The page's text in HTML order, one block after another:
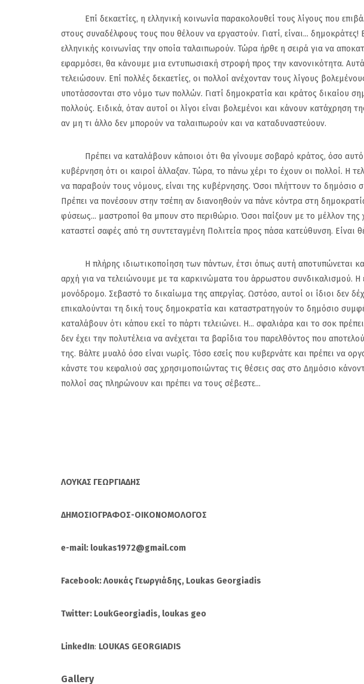
Επί δεκαετίες, η ελληνική κοινωνία παρακολουθεί τους λίγους που
στους συναδέλφους τους που θέλουν να εργαστούν. Γιατί, είναι...
ελληνικής κοινωνίας την οποία ταλαιπωρούν. Τώρα ήρθε η σειρά για να
εφαρμόσει, θα κάνουμε μια εντυπωσιακή στροφή προς την κανονικότητα.
τελειώσουν. Επί πολλές δεκαετίες, οι πολλοί ανέχονταν τους λίγους
υποτάσσονται στο νόμο των πολλών. Γιατί δημοκρατία και κράτος δικαίου
πολλούς. Ειδικά, όταν αυτοί οι λίγοι είναι βολεμένοι και κάνουν
αν μη τι άλλο δεν μπορούν να ταλαιπωρούν και να καταδυναστεύουν.
Πρέπει να καταλάβουν κάποιοι ότι θα γίνουμε σοβαρό κράτος, όσο αυτό
κυβέρνηση ότι οι καιροί άλλαξαν. Τώρα, το πάνω χέρι το έχουν οι πολλοί. Η
να παραβούν τους νόμους, είναι της κυβέρνησης. Όσοι πλήττουν το
Πρέπει να πονέσουν στην τσέπη αν διανοηθούν να πάνε κόντρα στη
φύσεως... μαστροποί θα μπουν στο περιθώριο. Όσοι παίξουν με το μέλλον της
καταστεί σαφές από τη συντεταγμένη Πολιτεία προς πάσα κατεύθυνση. Είναι
Η πλήρης ιδιωτικοποίηση των πάντων, έτσι όπως αυτή αποτυπώνεται
αρχή για να τελειώνουμε με τα καρκινώματα του άρρωστου συνδικαλισμού. Η
μονόδρομο. Σεβαστό το δικαίωμα της απεργίας. Ωστόσο, αυτοί οι ίδιοι δεν
επικαλούνται τη δική τους δημοκρατία και καταστρατηγούν το δημόσιο
καταλάβουν ότι κάπου εκεί το πάρτι τελειώνει. Η... σφαλιάρα και το σοκ
δεν έχει την πολυτέλεια να ανέχεται τα βαρίδια του παρελθόντος που
της. Βάλτε μυαλό όσο είναι νωρίς. Τόσο εσείς που κυβερνάτε και πρέπει να
κάνστε του κεφαλιού σας χρησιμοποιώντας τις θέσεις σας στο Δημόσιο
πολλοί σας πληρώνουν και πρέπει να τους σέβεστε...
ΛΟΥΚΑΣ ΓΕΩΡΓΙΑΔΗΣ
ΔΗΜΟΣΙΟΓΡΑΦΟΣ-ΟΙΚΟΝΟΜΟΛΟΓΟΣ
e-mail: loukas1972@gmail.com
Facebook: Λουκάς Γεωργιάδης, Loukas Georgiadis
Twitter: LoukGeorgiadis, loukas geo
LinkedIn: LOUKAS GEORGIADIS
Gallery